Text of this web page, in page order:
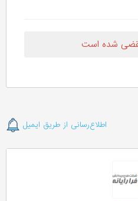
شده است
اطلاع‌رسانی از طریق ایمیل